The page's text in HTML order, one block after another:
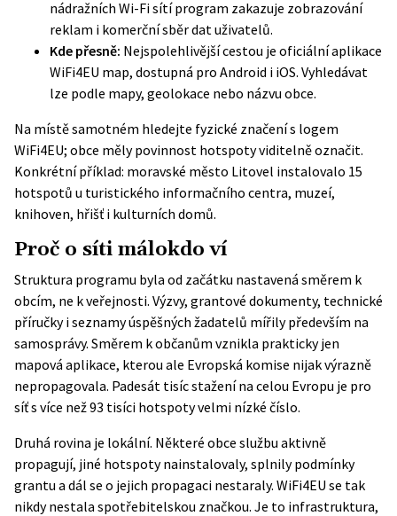
nádražních Wi-Fi sítí program zakazuje zobrazování
reklam i komerční sběr dat uživatelů.
Kde přesně: Nejspolehlivější cestou je oficiální aplikace
WiFi4EU map, dostupná pro Android i iOS. Vyhledávat
lze podle mapy, geolokace nebo názvu obce.
Na místě samotném hledejte fyzické značení s logem
WiFi4EU; obce měly povinnost hotspoty viditelně označit.
Konkrétní příklad: moravské město Litovel instalovalo 15
hotspotů u turistického informačního centra, muzeí,
knihoven, hřišť i kulturních domů.
Proč o síti málokdo ví
Struktura programu byla od začátku nastavená směrem k
obcím, ne k veřejnosti. Výzvy, grantové dokumenty, technické
příručky i seznamy úspěšných žadatelů mířily především na
samosprávy. Směrem k občanům vznikla prakticky jen
mapová aplikace, kterou ale Evropská komise nijak výrazně
nepropagovala. Padesát tisíc stažení na celou Evropu je pro
síť s více než 93 tisíci hotspoty velmi nízké číslo.
Druhá rovina je lokální. Některé obce službu aktivně
propagují, jiné hotspoty nainstalovaly, splnily podmínky
grantu a dál se o jejich propagaci nestaraly. WiFi4EU se tak
nikdy nestala spotřebitelskou značkou. Je to infrastruktura,